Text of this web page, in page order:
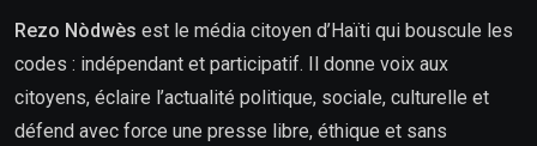
Rezo Nòdwès est le média citoyen d’Haïti qui bouscule les
codes : indépendant et participatif. Il donne voix aux
citoyens, éclaire l’actualité politique, sociale, culturelle et
défend avec force une presse libre, éthique et sans